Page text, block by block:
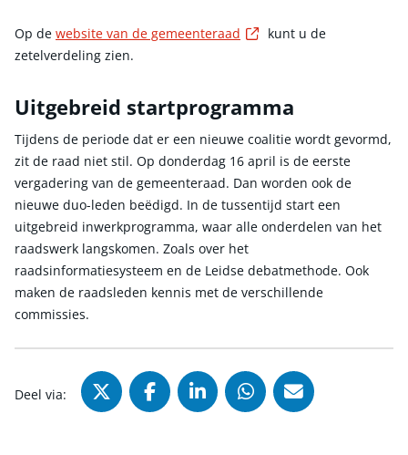
Op de website van de gemeenteraad Externe link
kunt u de
zetelverdeling zien.
Uitgebreid startprogramma
Tijdens de periode dat er een nieuwe coalitie wordt gevormd,
zit de raad niet stil. Op donderdag 16 april is de eerste
vergadering van de gemeenteraad. Dan worden ook de
nieuwe duo-leden beëdigd. In de tussentijd start een
uitgebreid inwerkprogramma, waar alle onderdelen van het
raadswerk langskomen. Zoals over het
raadsinformatiesysteem en de Leidse debatmethode. Ook
maken de raadsleden kennis met de verschillende
commissies.
Deel via: Deel via X (Twitter), opent in
Deel via Facebook, opent
Deel via LinkedIn,
Deel viaDeel via